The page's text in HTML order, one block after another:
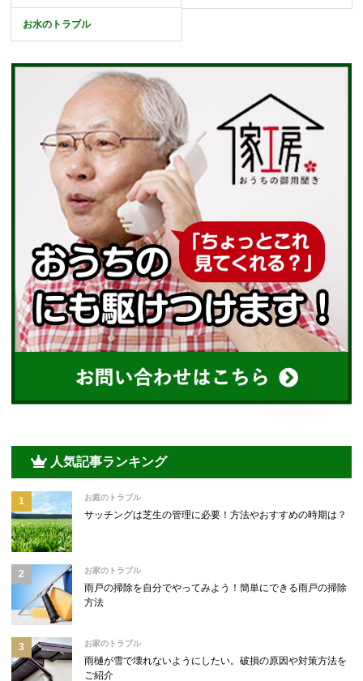
お水のトラブル
人気記事ランキング
お庭のトラブル
サッチングは芝生の管理に必要！方法やおすすめの時期は？
お家のトラブル
雨戸の掃除を自分でやってみよう！簡単にできる雨戸の掃除
方法
お家のトラブル
雨樋が雪で壊れないようにしたい。破損の原因や対策方法を
ご紹介